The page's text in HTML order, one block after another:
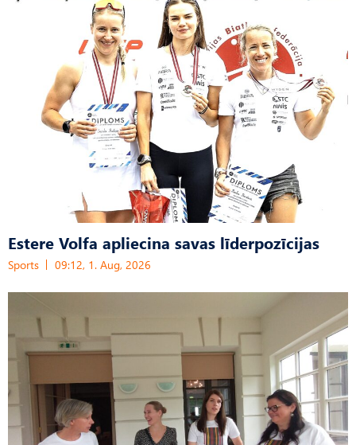
Estere Volfa apliecina savas līderpozīcijas
Sports 09:12, 1. Aug, 2026